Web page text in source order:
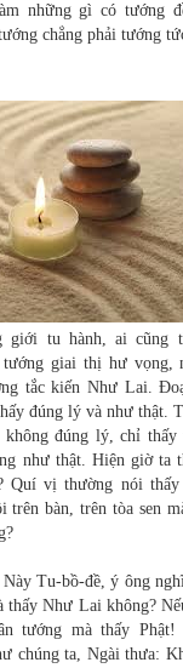
những gì có tướng
chẳng phải tướng
giới tu hành, ai cũng
tướng giai thị hư vọng,
tắc kiến Như Lai.
đúng lý và như thật.
không đúng lý, chỉ thấy
như thật. Hiện giờ ta
Quí vị thường nói thấy
trên bàn, trên tòa sen
Tu-bồ-đề, ý ông
thấy Như Lai không?
tướng mà thấy Phật!
chúng ta, Ngài thưa: